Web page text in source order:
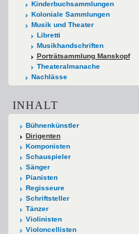
Kinderbuchsammlungen
Koloniale Sammlungen
Musik und Theater
Libretti
Musikhandschriften
Porträtsammlung Manskopf
Theateralmanache
Nachlässe
INHALT
Bühnenkünstler
Dirigenten
Komponisten
Schauspieler
Sänger
Pianisten
Regisseure
Schriftsteller
Tänzer
Violinisten
Violoncellisten